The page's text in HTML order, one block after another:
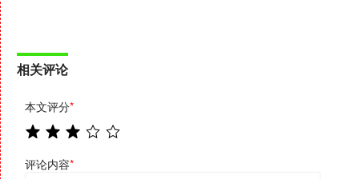
相关评论
本文评分*
评论内容*